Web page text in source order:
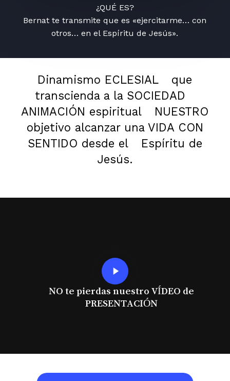
¿QUÉ ES?
Bernat te transmite que es «ejercitarme… con
otros… en el Espíritu de Jesús».
Dinamismo ECLESIAL
que
transcienda a la SOCIEDAD
ANIMACIÓN espiritual
NUESTRO
objetivo alcanzar una VIDA CON
SENTIDO desde el
Espíritu de
Jesús.
Play
Video
NO te pierdas nuestro VÍDEO de
PRESENTACIÓN